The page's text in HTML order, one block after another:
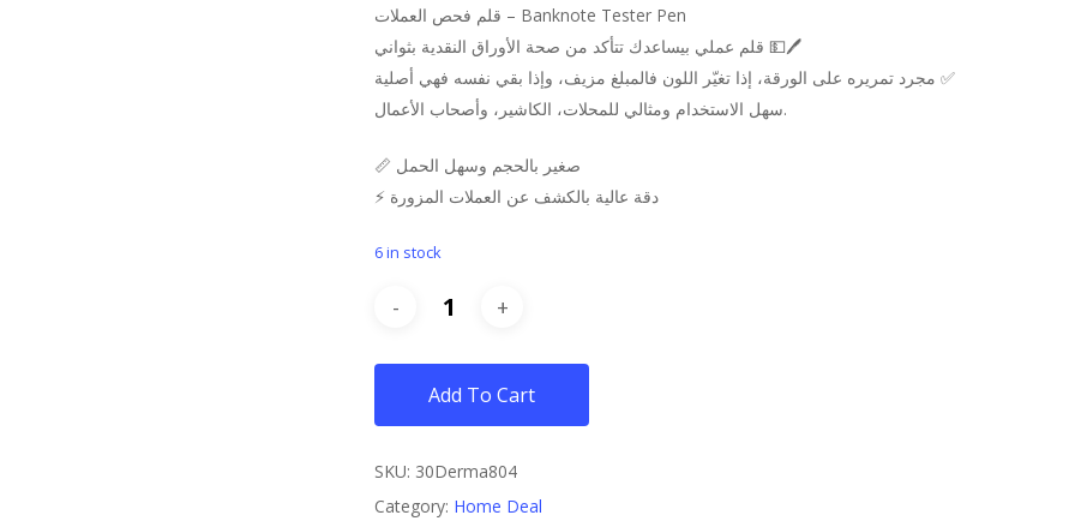
$10.
$5.قلم فحص العملات – Banknote Tester Pen
قلم عملي بيساعدك تتأكد من صحة الأوراق النقدية بثواني 💵🖊️
مجرد تمريره على الورقة، إذا تغيّر اللون فالمبلغ مزيف، وإذا بقي نفسه فهي أصلية ✅
سهل الاستخدام ومثالي للمحلات، الكاشير، وأصحاب الأعمال.
📏 صغير بالحجم وسهل الحمل
⚡ دقة عالية بالكشف عن العملات المزورة
6 in stock
Add To Cart
SKU: 30Derma804
Category: Home Deal